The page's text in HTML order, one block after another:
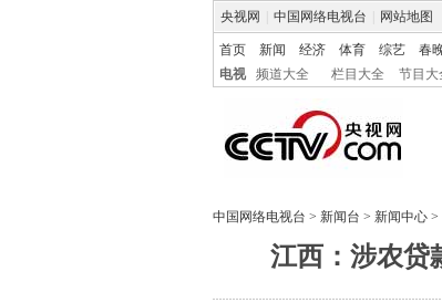
央视网 中国网络电视台 网站地图
首页 新闻 经济 体育 综艺 春
电视
频道大全 栏目大全 节目大
中国网络电视台 > 新闻台 > 新闻中心 >
江西：涉农贷